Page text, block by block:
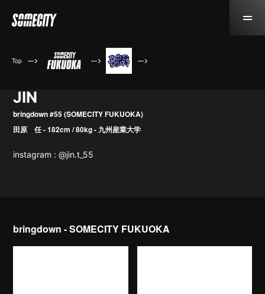
Top
JIN
bringdown #55 (SOMECITY FUKUOKA)
田原 任 - 182cm / 80kg - 九州産業大学
instagram : @jin.t_55
bringdown - SOMECITY FUKUOKA